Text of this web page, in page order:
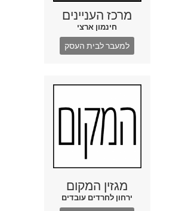
מרכז העניינים
חינמון ארצי
למעבר לבית העסק
מגזין המקום
ירחון לחרדים עובדים